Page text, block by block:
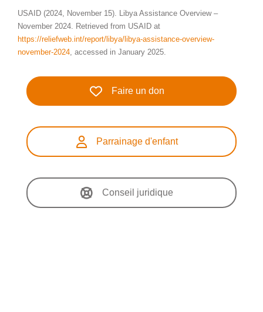
USAID (2024, November 15). Libya Assistance Overview –
November 2024. Retrieved from USAID at
https://reliefweb. int/report/libya/libya-assistance-overview-
november-2024 , accessed in January 2025.
Faire un don
Parrainage d'enfant
Conseil juridique